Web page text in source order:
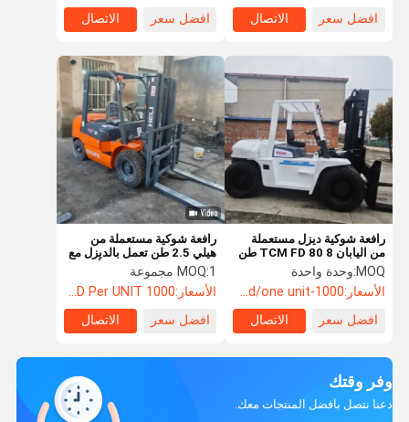
افضل سعر
الاتصال
افضل سعر
الاتصال
رافعة شوكية مستعملة من
هيلي 2.5 طن تعمل بالديزل مع
محرك ايسوزو قوي دفع أمامي
ضمان 12 شهرًا
MOQ:1 مجموعة
الأسعار:1000 USD Per UNIT
افضل سعر
الاتصال
رافعة شوكية ديزل مستعملة
من اليابان TCM FD 80 8 طن
3 متر
MOQ: وحدة واحدة
الأسعار:1000-2000usd/one unit
افضل سعر
الاتصال
وفر وقتك
دعنا نتصل بأفضل المنتجات معك.